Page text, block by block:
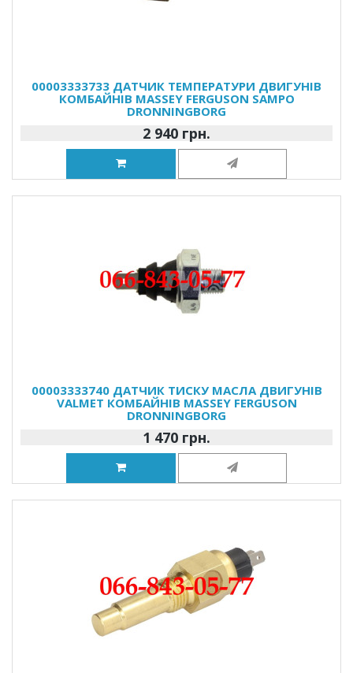
00003333733 ДАТЧИК ТЕМПЕРАТУРИ ДВИГУНІВ
КОМБАЙНІВ MASSEY FERGUSON SAMPO
DRONNINGBORG
2 940 грн.
00003333740 ДАТЧИК ТИСКУ МАСЛА ДВИГУНІВ
VALMET КОМБАЙНІВ MASSEY FERGUSON
DRONNINGBORG
1 470 грн.